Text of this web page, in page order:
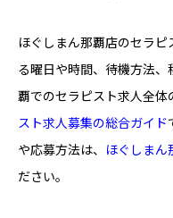
ほぐしまん那覇店のセラ
る曜日や時間、待機方法
覇でのセラピスト求人全体
スト求人募集の総合ガイド
や応募方法は、 ほぐしまん
ださい。